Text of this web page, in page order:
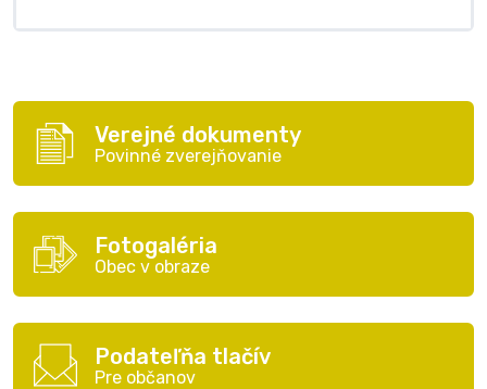
Verejné dokumenty
Povinné zverejňovanie
Fotogaléria
Obec v obraze
Podateľňa tlačív
Pre občanov